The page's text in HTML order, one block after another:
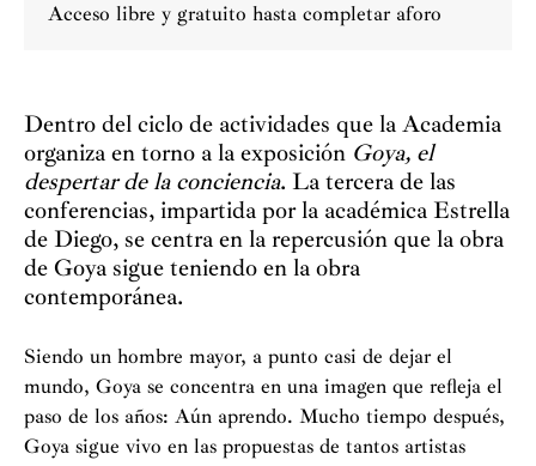
Acceso libre y gratuito hasta completar aforo
Dentro del ciclo de actividades que la Academia
organiza en torno a la exposición Goya, el
despertar de la conciencia. La tercera de las
conferencias, impartida por la académica Estrella
de Diego, se centra en la repercusión que la obra
de Goya sigue teniendo en la obra
contemporánea.
Siendo un hombre mayor, a punto casi de dejar el
mundo, Goya se concentra en una imagen que refleja el
paso de los años: Aún aprendo. Mucho tiempo después,
Goya sigue vivo en las propuestas de tantos artistas